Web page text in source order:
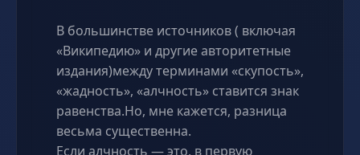
В большинстве источников ( включая
«Википедию» и другие авторитетные
издания)между терминами «скупость»,
«жадность», «алчность» ставится знак
равенства.Но, мне кажется, разница
весьма существенна.
Если алчность — это, в первую